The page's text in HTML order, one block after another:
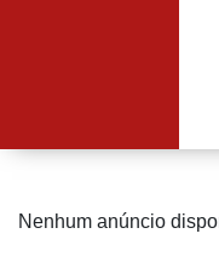
Nenhum anúncio